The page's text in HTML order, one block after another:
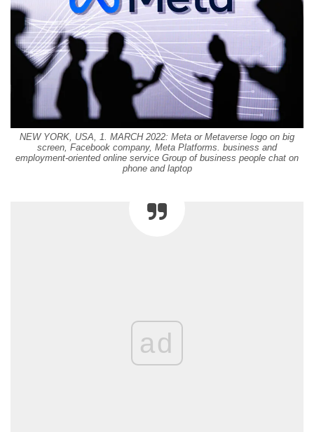
NEW YORK, USA, 1. MARCH 2022: Meta or Metaverse logo on big
screen, Facebook company, Meta Platforms. business and
employment-oriented online service Group of business people chat on
phone and laptop
ad